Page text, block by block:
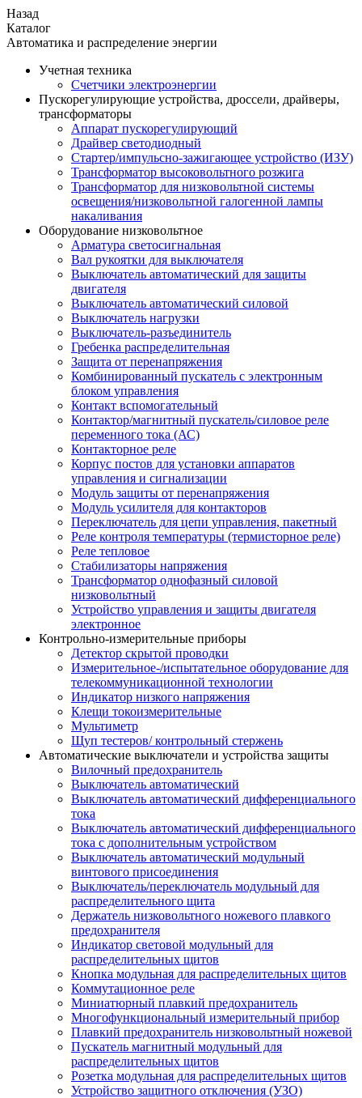
Назад
Каталог
Автоматика и распределение энергии
Учетная техника
Счетчики электроэнергии
Пускорегулирующие устройства, дроссели, драйверы,
трансформаторы
Аппарат пускорегулирующий
Драйвер светодиодный
Стартер/импульсно-зажигающее устройство (ИЗУ)
Трансформатор высоковольтного розжига
Трансформатор для низковольтной системы
освещения/низковольтной галогенной лампы
накаливания
Оборудование низковольтное
Арматура светосигнальная
Вал рукоятки для выключателя
Выключатель автоматический для защиты
двигателя
Выключатель автоматический силовой
Выключатель нагрузки
Выключатель-разъединитель
Гребенка распределительная
Защита от перенапряжения
Комбинированный пускатель с электронным
блоком управления
Контакт вспомогательный
Контактор/магнитный пускатель/силовое реле
переменного тока (АС)
Контакторное реле
Корпус постов для установки аппаратов
управления и сигнализации
Модуль защиты от перенапряжения
Модуль усилителя для контакторов
Переключатель для цепи управления, пакетный
Реле контроля температуры (термисторное реле)
Реле тепловое
Стабилизаторы напряжения
Трансформатор однофазный силовой
низковольтный
Устройство управления и защиты двигателя
электронное
Контрольно-измерительные приборы
Детектор скрытой проводки
Измерительное-/испытательное оборудование для
телекоммуникационной технологии
Индикатор низкого напряжения
Клещи токоизмерительные
Мультиметр
Щуп тестеров/ контрольный стержень
Автоматические выключатели и устройства защиты
Вилочный предохранитель
Выключатель автоматический
Выключатель автоматический дифференциального
тока
Выключатель автоматический дифференциального
тока с дополнительным устройством
Выключатель автоматический модульный
винтового присоединения
Выключатель/переключатель модульный для
распределительного щита
Держатель низковольтного ножевого плавкого
предохранителя
Индикатор световой модульный для
распределительных щитов
Кнопка модульная для распределительных щитов
Коммутационное реле
Миниатюрный плавкий предохранитель
Многофункциональный измерительный прибор
Плавкий предохранитель низковольтный ножевой
Пускатель магнитный модульный для
распределительных щитов
Розетка модульная для распределительных щитов
Устройство защитного отключения (УЗО)